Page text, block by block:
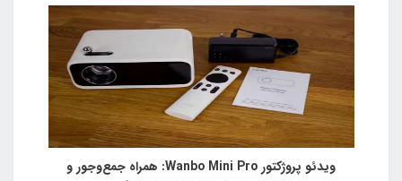
ویدئو پروژکتور Wanbo Mini Pro: همراه جمع‌وجور و